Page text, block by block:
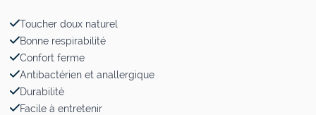
Toucher doux naturel
Bonne respirabilité
Confort ferme
Antibactérien et anallergique
Durabilité
Facile à entretenir